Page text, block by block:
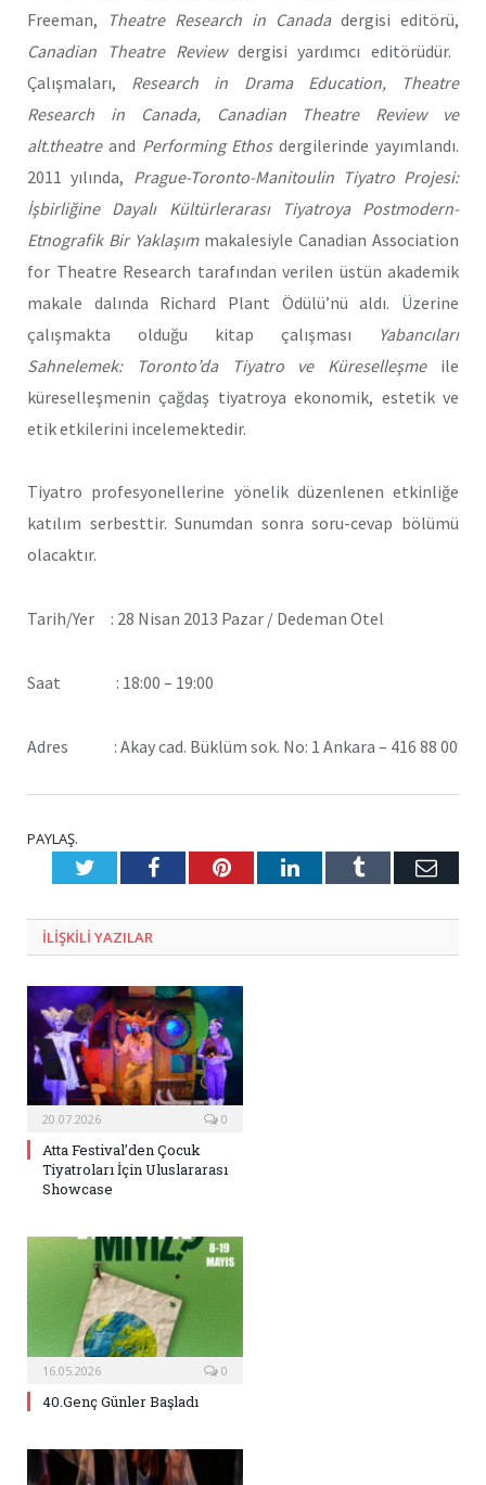
Freeman,
Theatre Research in Canada dergisi editörü,
Canadian Theatre Review dergisi yardımcı editörüdür.
Çalışmaları, Research in Drama Education, Theatre
Research in Canada, Canadian Theatre Review ve
alt.theatre and Performing Ethosdergilerinde yayımlandı.
2011 yılında, Prague-Toronto-Manitoulin Tiyatro Projesi:
İşbirliğine Dayalı Kültürlerarası Tiyatroya Postmodern-
Etnografik Bir Yaklaşımmakalesiyle Canadian Association
for Theatre Research tarafından verilen üstün akademik
makale dalında Richard Plant Ödülü’nü aldı. Üzerine
çalışmakta olduğu kitap çalışması Yabancıları
Sahnelemek: Toronto’da Tiyatro ve Küreselleşmeile
küreselleşmenin çağdaş tiyatroya ekonomik, estetik ve
etik etkilerini incelemektedir.
Tiyatro profesyonellerine yönelik düzenlenen etkinliğe
katılım serbesttir. Sunumdan sonra soru-cevap bölümü
olacaktır.
Tarih/Yer : 28 Nisan 2013 Pazar / Dedeman Otel
Saat : 18:00 – 19:00
Adres : Akay cad. Büklüm sok. No: 1 Ankara – 416 88 00
PAYLAŞ.
TwitterFacebookPinterestLinkedInTumblr E-
ILIŞKILI YAZILAR
20.07.2026 0
Atta Festival’den Çocuk
Tiyatroları İçin Uluslararası
Showcase
16.05.2026 0
40.Genç Günler Başladı